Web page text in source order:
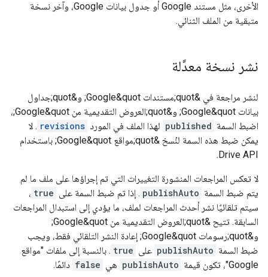
الأخرى، مثل مستند Google أو جدول بيانات Google، وآخر نسخة
متبقية من الملف الثنائي.
نشر نسخة معدَّلة
لنشر مراجعة في &quot;مستندات Google&quot; و&quot;جداول
بيانات Google&quot; و&quot;العروض التقديمية من Google&quot;،
اضبط السمة published لهذا الملف في المورد revisions . لا
يمكن ضبط هذه السمة لنُسخ &quot;مواقع Google&quot; باستخدام
Drive API.
لا تعكس المراجعات المنشورة التغييرات التي تم إجراؤها على ملف ما لم
يتم ضبط السمة publishAuto . إذا تم ضبط السمة على true ،
سيتم تلقائيًا نشر أحدث المراجعات لملف، ما يؤدي إلى استبدال المراجعات
السابقة. تتيح &quot;العروض التقديمية من Google&quot;
و&quot;رسومات Google&quot; إعادة النشر التلقائي فقط، ويجب
ضبط السمة publishAuto على true . بالنسبة إلى ملفات "مواقع
Google"، تكون قيمة
publishAuto هي false دائمًا.